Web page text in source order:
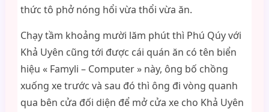
thức tô phở nóng hổi vừa thổi vừa ăn.
Chạy tầm khoảng mười lăm phút thì Phú Qúy với
Khả Uyên cũng tới được cái quán ăn có tên biển
hiệu « Famyli – Computer » này, ông bố chồng
xuống xe trước và sau đó thì ông đi vòng quanh
qua bên cửa đối diện để mở cửa xe cho Khả Uyên